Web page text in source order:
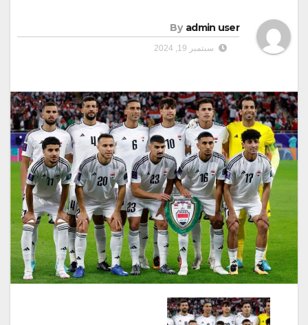
By admin user
سبتمبر 19, 2024